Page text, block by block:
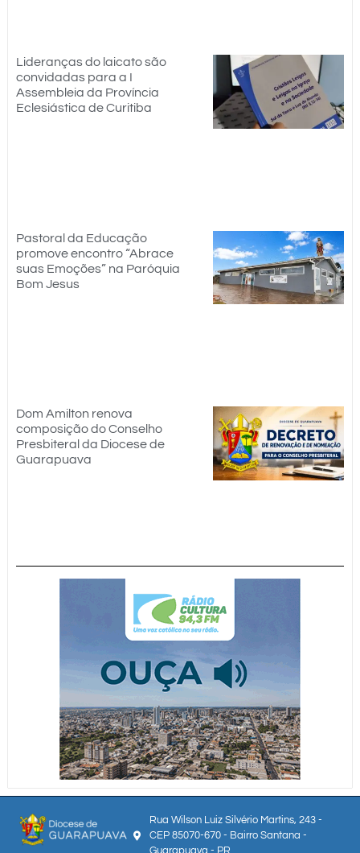
Lideranças do laicato são
convidadas para a I
Assembleia da Província
Eclesiástica de Curitiba
Pastoral da Educação
promove encontro “Abrace
suas Emoções” na Paróquia
Bom Jesus
Dom Amilton renova
composição do Conselho
Presbiteral da Diocese de
Guarapuava
Rua Wilson Luiz Silvério Martins, 243 -
CEP 85070-670 - Bairro Santana -
Guarapuava - PR